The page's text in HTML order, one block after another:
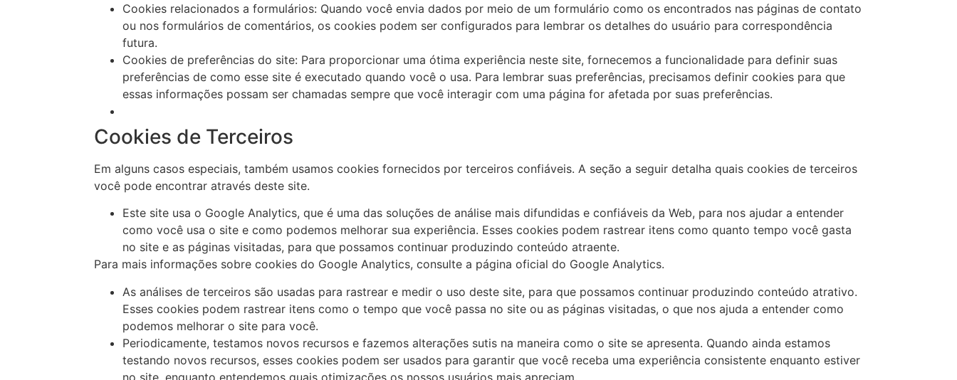
Cookies relacionados a formulários: Quando você envia dados por meio de um formulário como os encontrados nas páginas de contato
ou nos formulários de comentários, os cookies podem ser configurados para lembrar os detalhes do usuário para correspondência
futura.
Cookies de preferências do site: Para proporcionar uma ótima experiência neste site, fornecemos a funcionalidade para definir suas
preferências de como esse site é executado quando você o usa. Para lembrar suas preferências, precisamos definir cookies para que
essas informações possam ser chamadas sempre que você interagir com uma página for afetada por suas preferências.
Cookies de Terceiros
Em alguns casos especiais, também usamos cookies fornecidos por terceiros confiáveis. A seção a seguir detalha quais cookies de terceiros
você pode encontrar através deste site.
Este site usa o Google Analytics, que é uma das soluções de análise mais difundidas e confiáveis da Web, para nos ajudar a entender
como você usa o site e como podemos melhorar sua experiência. Esses cookies podem rastrear itens como quanto tempo você gasta
no site e as páginas visitadas, para que possamos continuar produzindo conteúdo atraente.
Para mais informações sobre cookies do Google Analytics, consulte a página oficial do Google Analytics.
As análises de terceiros são usadas para rastrear e medir o uso deste site, para que possamos continuar produzindo conteúdo atrativo.
Esses cookies podem rastrear itens como o tempo que você passa no site ou as páginas visitadas, o que nos ajuda a entender como
podemos melhorar o site para você.
Periodicamente, testamos novos recursos e fazemos alterações sutis na maneira como o site se apresenta. Quando ainda estamos
testando novos recursos, esses cookies podem ser usados para garantir que você receba uma experiência consistente enquanto estiver
no site, enquanto entendemos quais otimizações os nossos usuários mais apreciam.